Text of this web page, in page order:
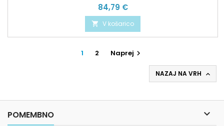
Cena
84,79 €
 V košarico
1 2 Naprej 
NAZAJ NA VRH 
POMEMBNO 